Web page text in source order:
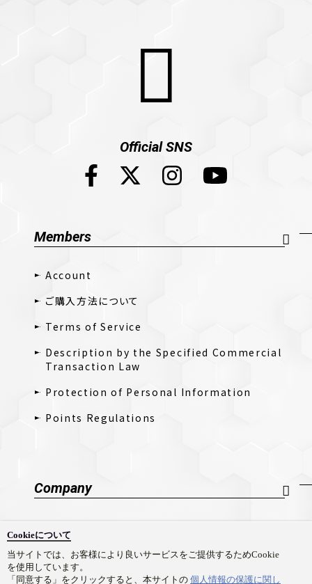
Cookieについて
当サイトでは、お客様により良いサービスをご提供するためCookie
を使用しています。
「同意する」をクリックすると、本サイトの 個人情報の保護に関し
Official SNS
Members
Account
ご購入方法について
Terms of Service
Description by the Specified Commercial
Transaction Law
Protection of Personal Information
Points Regulations
Company
Company Profile
採用情報
Contact Us